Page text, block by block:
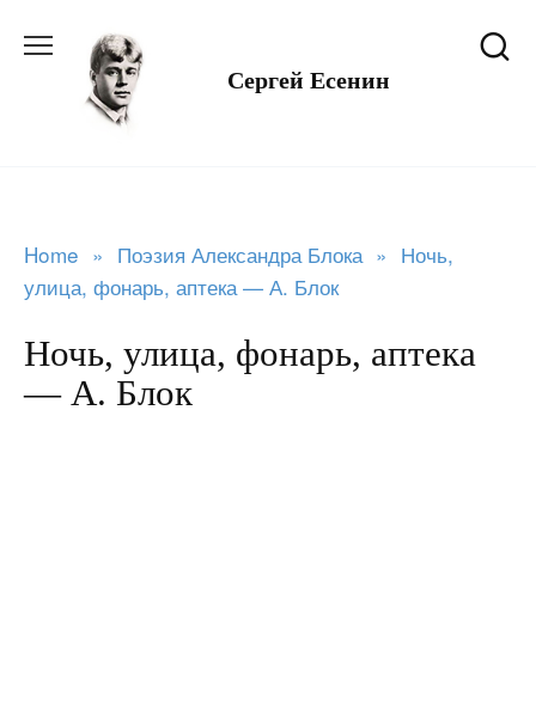
содержанию
Сергей Есенин
Home » Поэзия Александра Блока » Ночь,
улица, фонарь, аптека — А. Блок
Ночь, улица, фонарь, аптека
— А. Блок